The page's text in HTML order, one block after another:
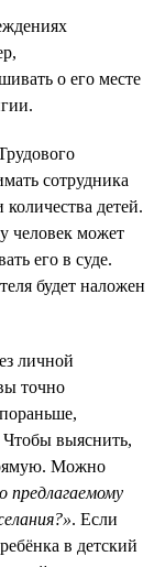
о его месте
сотрудника
количества детей.
человек может
его в суде.
будет наложен
личной
точно
Чтобы выяснить,
Можно
. Если
в детский